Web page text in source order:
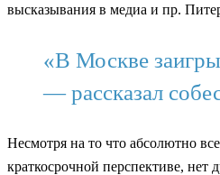
высказывания в медиа и пр.
«В Москве
— рассказал
Несмотря на то что абсолютно
краткосрочной перспективе,